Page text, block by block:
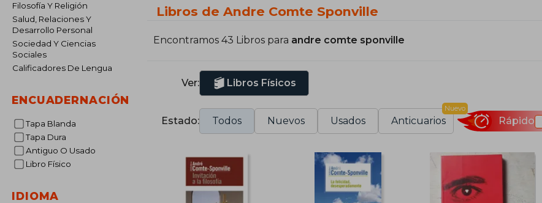
Filosofía Y Religión
Salud, Relaciones Y
Desarrollo Personal
Sociedad Y Ciencias
Sociales
Calificadores De Lengua
ENCUADERNACIÓN
Tapa Blanda
Tapa Dura
Antiguo O Usado
Libro Físico
IDIOMA
Entre sus obras se encuentra Contra el miedo, un
sin prometer salvaciones mágicas. En general, sus
la espiritualidad desde una perspectiva laica,
disfrazada. Eso ya es bastante mérito.
Libros de Andre Comte Sponville
Encontramos 43 Libros para andre comte sponville
Ver: Libros Físicos
Estado: Todos Nuevos Usados Anticuarios
Nuevo
Rápido